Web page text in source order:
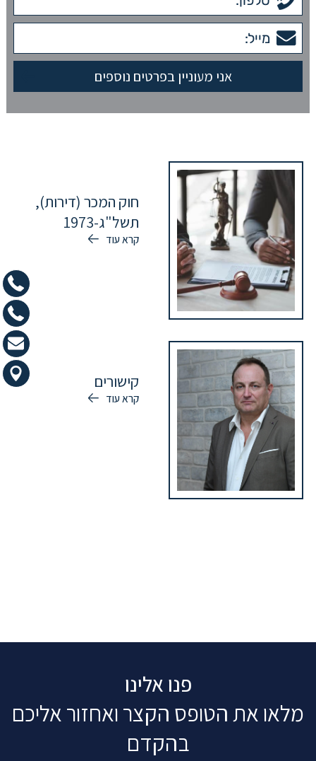
חוק המכר (דירות),
תשל"ג-1973
קרא עוד
קישורים
קרא עוד
פנו אלינו
מלאו את הטופס הקצר ואחזור אליכם
בהקדם